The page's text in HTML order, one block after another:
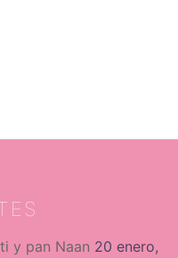
y pan Naan 20 enero,